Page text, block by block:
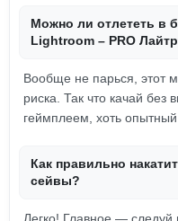
Можно ли отлететь в
Lightroom – PRO
Вообще не парься, этот
риска. Так что качай без
геймплеем, хоть
Как правильно
сейвы?